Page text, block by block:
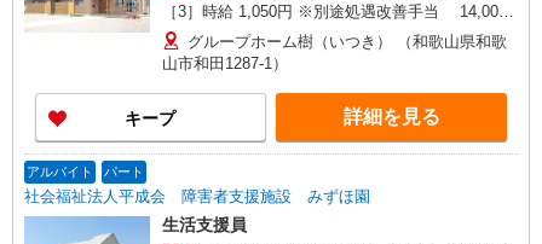
［3］時給 1,050円 ※別途処遇改善手当 14,000
円/月支給 ※交通費支給（規定あり）
グループホーム樹（いつき） （和歌山県和歌
山市和田1287-1）
キープ 詳細を見る
アルバイト パート
社会福祉法人平成会 障害者支援施設 みずほ園
生活支援員